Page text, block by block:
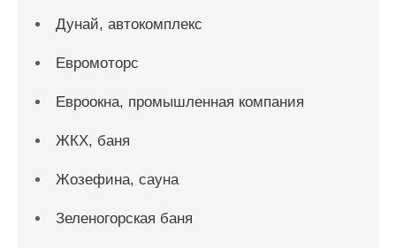
Дунай, автокомплекс
Евромоторс
Евроокна, промышленная компания
ЖКХ, баня
Жозефина, сауна
Зеленогорская баня